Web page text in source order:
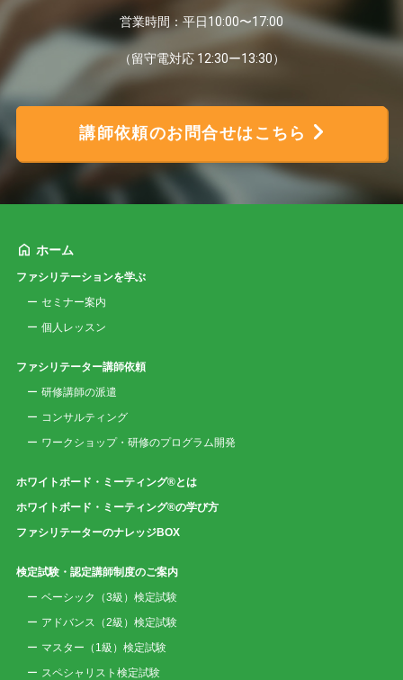
営業時間：平日10:00〜17:00
（留守電対応 12:30ー13:30）
講師依頼のお問合せはこちら
ホーム
ファシリテーションを学ぶ
セミナー案内
個人レッスン
ファシリテーター講師依頼
研修講師の派遣
コンサルティング
ワークショップ・研修のプログラム開発
ホワイトボード・ミーティング®とは
ホワイトボード・ミーティング®の学び方
ファシリテーターのナレッジBOX
検定試験・認定講師制度のご案内
ベーシック（3級）検定試験
アドバンス（2級）検定試験
マスター（1級）検定試験
スペシャリスト検定試験